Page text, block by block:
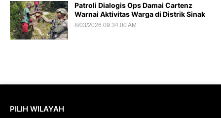
Patroli Dialogis Ops Damai Cartenz
Warnai Aktivitas Warga di Distrik Sinak
8/03/2026 09:34:00 AM
PILIH WILAYAH